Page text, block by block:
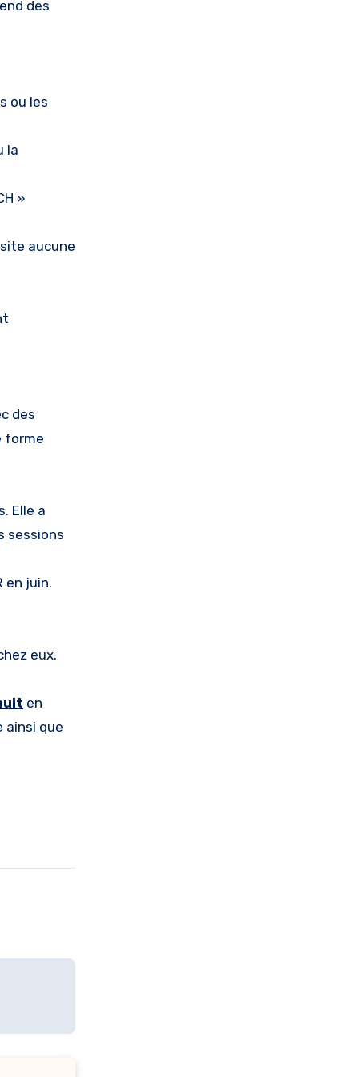
des
ou les
la
»
aucune
des
forme
Elle a
sessions
en juin.
eux.
en
ainsi que